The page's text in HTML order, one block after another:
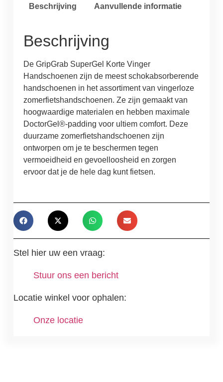
Beschrijving Aanvullende informatie
Beschrijving
De GripGrab SuperGel Korte Vinger
Handschoenen zijn de meest schokabsorberende
handschoenen in het assortiment van vingerloze
zomerfietshandschoenen. Ze zijn gemaakt van
hoogwaardige materialen en hebben maximale
DoctorGel®-padding voor ultiem comfort. Deze
duurzame zomerfietshandschoenen zijn
ontworpen om je te beschermen tegen
vermoeidheid en gevoelloosheid en zorgen
ervoor dat je de hele dag kunt fietsen.
Stel hier uw een vraag:
Stuur ons een bericht
Locatie winkel voor ophalen:
Onze locatie